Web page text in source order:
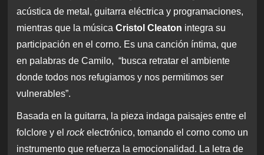
acústica de metal, guitarra eléctrica y programaciones,
mientras que la música Cristol Cleaton integra su
participación en el corno. Es una canción íntima, que
en palabras de Camilo, “busca retratar el ambiente
donde todos nos refugiamos y nos permitimos ser
vulnerables”.
Basada en la guitarra, la pieza indaga paisajes entre el
folclore y el rockelectrónico, tomando el corno como un
instrumento que refuerza la emocionalidad. La letra de